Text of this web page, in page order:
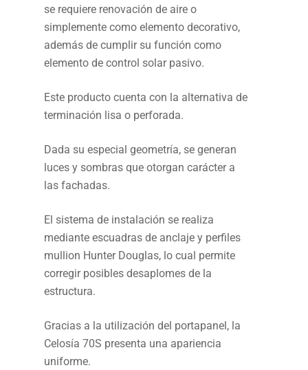
se requiere renovación de aire o
simplemente como elemento decorativo,
además de cumplir su función como
elemento de control solar pasivo.
Este producto cuenta con la alternativa de
terminación lisa o perforada.
Dada su especial geometría, se generan
luces y sombras que otorgan carácter a
las fachadas.
El sistema de instalación se realiza
mediante escuadras de anclaje y perfiles
mullion Hunter Douglas, lo cual permite
corregir posibles desaplomes de la
estructura.
Gracias a la utilización del portapanel, la
Celosía 70S presenta una apariencia
uniforme.